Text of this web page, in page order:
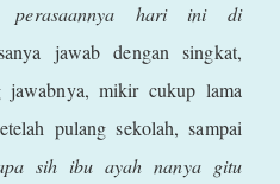
perasaannya hari ini di
jawab dengan singkat,
jawabnya, mikir cukup lama
pulang sekolah, sampai
sih ibu ayah nanya gitu